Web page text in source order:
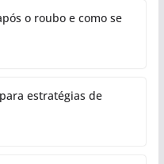
o roubo e como se
estratégias de